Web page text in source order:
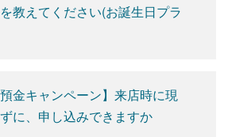
教えてください(お誕生日プラ
預金キャンペーン】来店時に現
に、申し込みできますか